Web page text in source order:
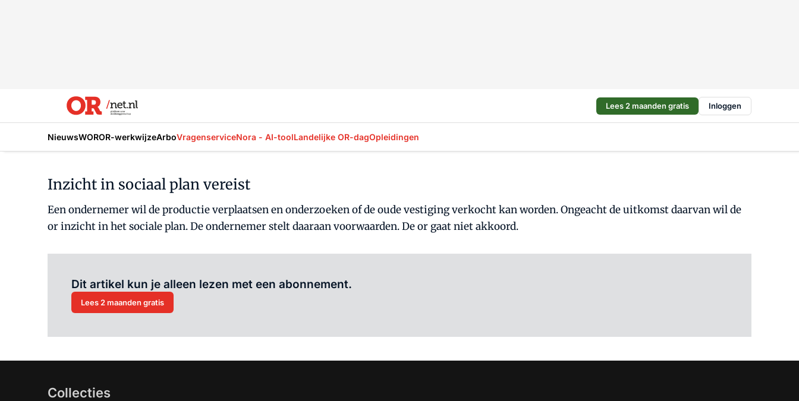
Lees 2 maanden gratis Inloggen
NieuwsWOROR-werkwijzeArboVragenserviceNora - AI-toolLandelijke OR-dagOpleidingen
Inzicht in sociaal plan vereist
Een ondernemer wil de productie verplaatsen en onderzoeken of de oude vestiging verkocht kan worden. Ongeacht de uitkomst daarvan wil de
or inzicht in het sociale plan. De ondernemer stelt daaraan voorwaarden. De or gaat niet akkoord.
Dit artikel kun je alleen lezen met een abonnement.
Lees 2 maanden gratis
Collecties